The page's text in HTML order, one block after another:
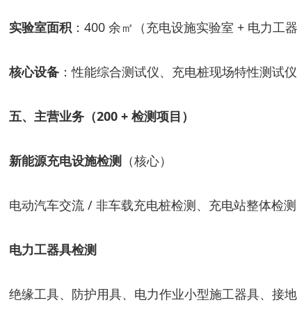
实验室面积 ：400 余㎡（充电设施实验室 + 电力工
核心设备 ：性能综合测试仪、充电桩现场特性测试
五、主营业务（200 + 检测项目）
新能源充电设施检测 （核心）
电动汽车交流 / 非车载充电桩检测、充电站整体检
电力工器具检测
绝缘工具、防护用具、电力作业小型施工器具、接